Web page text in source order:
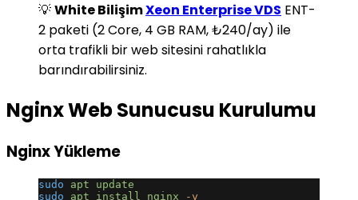
💡White BilişimXeon Enterprise VDS ENT-
2 paketi (2 Core, 4 GB RAM, ₺240/ay) ile
orta trafikli bir web sitesini rahatlıkla
barındırabilirsiniz.
Nginx Web Sunucusu Kurulumu
Nginx Yükleme
sudo apt update
sudo apt install nginx -y